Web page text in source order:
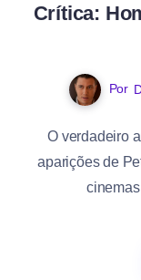
Crítica:
Por
O verdadeiro
aparições de